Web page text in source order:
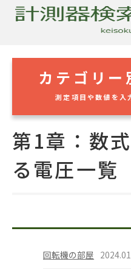
カテゴリー
測定項目や数値を
第1章：数
る電圧一覧
回転機の部屋